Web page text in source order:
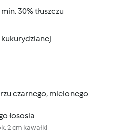
30% tłuszczu
czarnego, mielonego
łososia
2 cm kawałki